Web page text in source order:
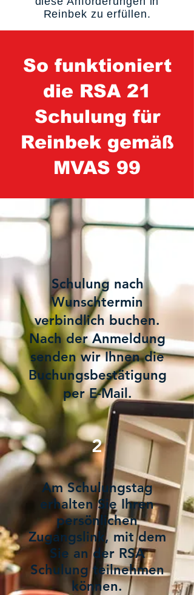
Reinbek zu erfüllen.
So funktioniert
die RSA 21
Schulung für
Reinbek gemäß
MVAS 99
Schulung nach
Wunschtermin
verbindlich buchen.
Nach der Anmeldung
senden wir Ihnen die
Buchungsbestätigung
per E-Mail.
2
Am Schulungstag
erhalten Sie Ihren
persönlichen
Zugangslink, mit dem
Sie an der RSA
Schulung teilnehmen
können.